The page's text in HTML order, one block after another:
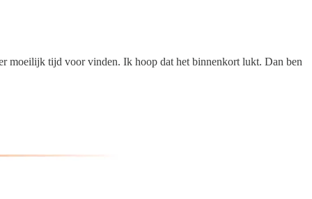
moeilijk tijd voor vinden. Ik hoop dat het binnenkort lukt. Dan ben